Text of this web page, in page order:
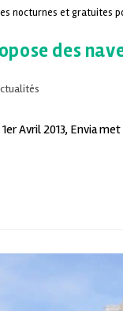
nocturnes et gratuites
des
Avril 2013, Envia